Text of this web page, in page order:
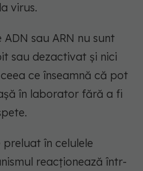
virus.
sau ARN nu sunt
sau dezactivat și nici
ce înseamnă că pot
în laborator fără a fi
în celulele
reacționează într-